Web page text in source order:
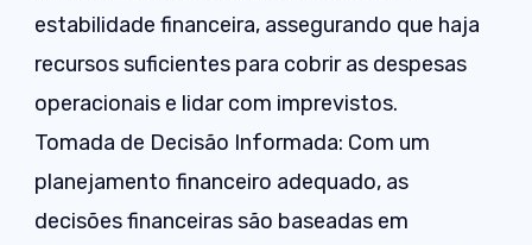
estabilidade financeira, assegurando que haja
recursos suficientes para cobrir as despesas
operacionais e lidar com imprevistos.
Tomada de Decisão Informada: Com um
planejamento financeiro adequado, as
decisões financeiras são baseadas em